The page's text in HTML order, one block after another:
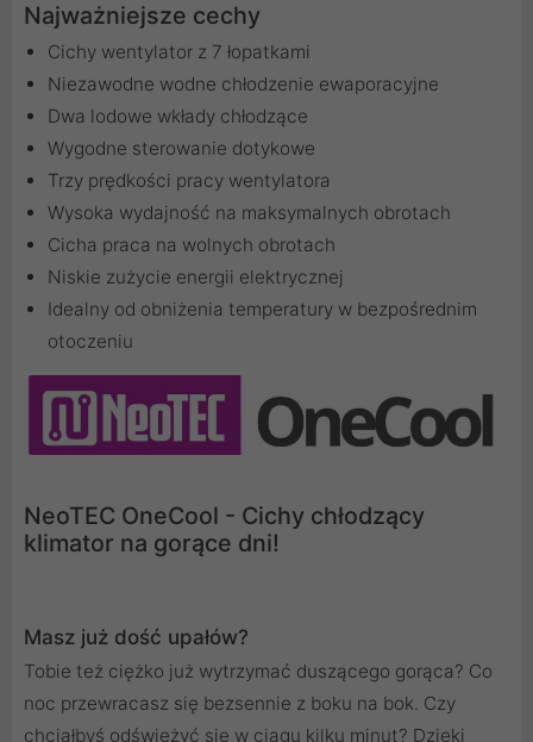
Najważniejsze cechy
Cichy wentylator z 7 łopatkami
Niezawodne wodne chłodzenie ewaporacyjne
Dwa lodowe wkłady chłodzące
Wygodne sterowanie dotykowe
Trzy prędkości pracy wentylatora
Wysoka wydajność na maksymalnych obrotach
Cicha praca na wolnych obrotach
Niskie zużycie energii elektrycznej
Idealny od obniżenia temperatury w bezpośrednim
otoczeniu
NeoTEC OneCool - Cichy chłodzący
klimator na gorące dni!
Masz już dość upałów?
Tobie też ciężko już wytrzymać duszącego gorąca? Co
noc przewracasz się bezsennie z boku na bok. Czy
chciałbyś odświeżyć się w ciągu kilku minut? Dzięki